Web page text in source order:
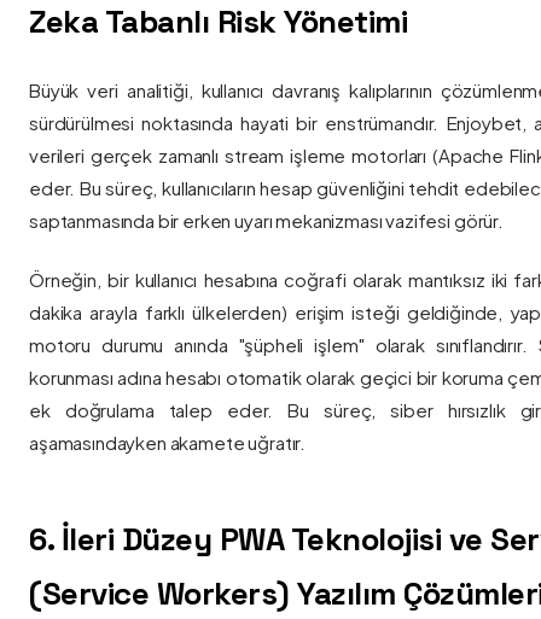
Zeka Tabanlı Risk Yönetimi
Büyük veri analitiği, kullanıcı davranış kalıplarının
sürdürülmesi noktasında hayati bir enstrümandır. Enjoybet,
verileri gerçek zamanlı stream işleme motorları (Apache Flink
eder. Bu süreç, kullanıcıların hesap güvenliğini tehdit
saptanmasında bir erken uyarı mekanizması vazifesi görür.
Örneğin, bir kullanıcı hesabına coğrafi olarak mantıksız iki
dakika arayla farklı ülkelerden) erişim isteği geldiğinde,
motoru durumu anında "şüpheli işlem" olarak sınıflandırır.
korunması adına hesabı otomatik olarak geçici bir koruma
ek doğrulama talep eder. Bu süreç, siber hırsızlık
aşamasındayken akamete uğratır.
6. İleri Düzey PWA Teknolojisi ve
(Service Workers) Yazılım